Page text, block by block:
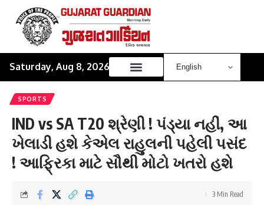
Saturday, Aug 8, 2026
SPORTS
IND vs SA T20 શ્રેણી ! પંડ્યા નહીં, આ
ખેલાડી હશે કેએલ રાહુલની પહેલી પસંદ
! આફ્રિકા માટે સૌથી મોટો ખતરો હશે
3 Min Read